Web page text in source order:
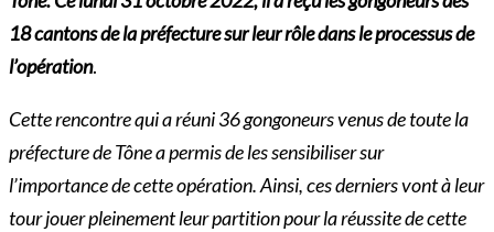
18 cantons de la préfecture sur leur rôle dans le processus de
l’opération.
Cette rencontre qui a réuni 36 gongoneurs venus de toute la
préfecture de Tône a permis de les sensibiliser sur
l’importance de cette opération. Ainsi, ces derniers vont à leur
tour jouer pleinement leur partition pour la réussite de cette